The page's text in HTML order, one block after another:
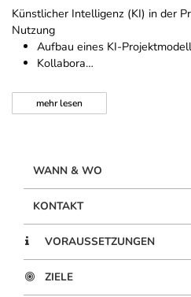
Künstlicher Intelligenz (KI) in der
Nutzung
Aufbau eines KI-
Kollabora…
mehrlesen
WANN & WO
KONTAKT
VORAUSSETZUNGEN
ZIELE